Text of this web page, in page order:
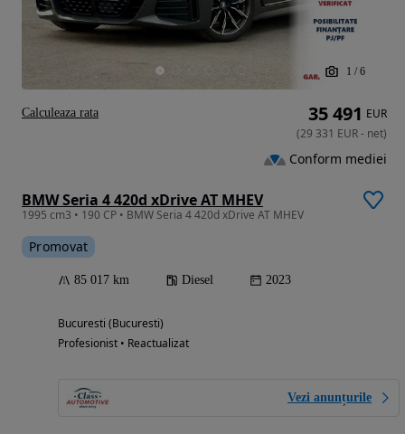
1 / 6
BMW Seria 4 420d xDrive AT MHEV
1995 cm3 • 190 CP • BMW Seria 4 420d xDrive AT MHEV
Promovat
85 017 km Diesel 2023
Bucuresti (Bucuresti)
Profesionist • Reactualizat
Vezi anunțurile
35 491 EUR
(29 331 EUR- net)
Conform mediei
Calculeaza rata